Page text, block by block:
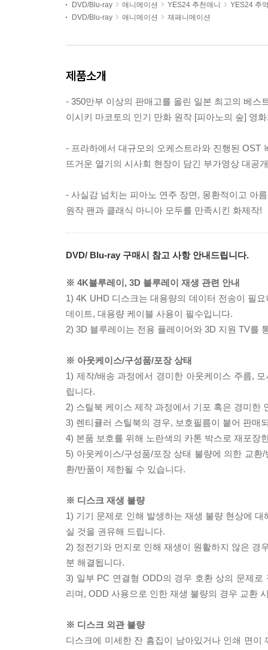
DVD/Blu-ray 애니메이션 YES24 추천애니
YES24 추
DVD/Blu-ray
애니메이션 재패니메이션
제품소개
- 350만부 이상의 판매고를 올린 일본 최고의 베스
이시키 마코토의 인기 만화 원작 [피아노의 숲] 영
- 프라하에서 대규모의 오케스트라와 진행된 OST
뜨거운 열기의 시사회 현장이 담긴 부가영상 대공
- 사실감 넘치는 피아노 연주 장면, 몽환적이고 아
원작 팬과 클래식 마니아 모두를 만족시킨 화제작!
DVD/ Blu-ray 구매시 참고 사항 안내드립니다.
※ 4K블루레이, 3D 블루레이 재생 관련 안내
1) 4K UHD 디스크는 대용량의 데이터 전송이 필
데이트, 대용량 케이블 사용이 필수입니다.
2) 3D 블루레이는 전용 플레이어와 3D 지원 TV를
※ 아웃케이스/구성품/포장 상태
1) 제작/배송 과정에서 경미한 아웃케이스 주름,
립니다.
2) 스틸북 케이스 제작 과정에서 기포 혹은 경미한
3) 렌티큘러 스틸북의 경우, 보호필름이 붙어 판매
4) 본품 보호를 위해 노란색의 카톤 박스로 재포장
5) 아웃케이스/구성품/포장 상태 불량에 의한 교
환/반품이 제한될 수 있습니다.
※ 디스크 재생 불량
1) 기기 문제로 인해 발생하는 재생 불량 현상에
실 것을 권유해 드립니다.
2) 정전기와 먼지로 인해 재생이 원활하지 않은 경
분 해결됩니다.
3) 일부 PC 연결형 ODD의 경우 호환 상의 문제
리며, ODD 사용으로 인한 재생 불량의 경우 교환
※ 디스크 외관 불량
디스크에 미세한 잔 흠집이 남아있거나 인쇄 면